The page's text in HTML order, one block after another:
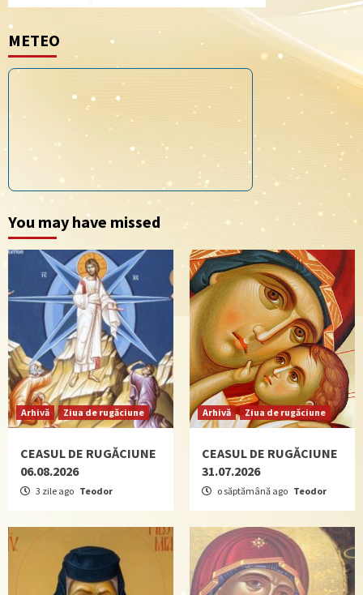
METEO
You may have missed
Arhivă Ziua de rugăciune
CEASUL DE RUGĂCIUNE
06.08.2026
3 zile ago Teodor
Arhivă Ziua de rugăciune
CEASUL DE RUGĂCIUNE
31.07.2026
o săptămână ago Teodor